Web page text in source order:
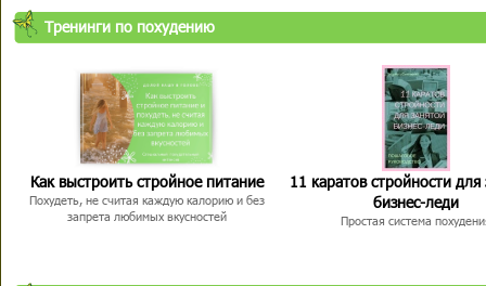
Тренинги по похудению
Как выстроить стройное питание
Похудеть, не считая каждую калорию и без
запрета любимых вкусностей
11 каратов стройности для
бизнес-леди
Простая система